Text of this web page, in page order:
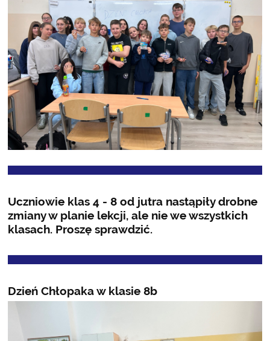
Uczniowie klas 4 - 8 od jutra nastąpiły drobne
zmiany w planie lekcji, ale nie we wszystkich
klasach. Proszę sprawdzić.
Dzień Chłopaka w klasie 8b